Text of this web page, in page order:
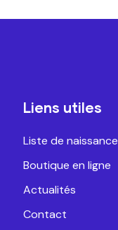
Liens utiles
Liste de naissance
Boutique en ligne
Actualités
Contact